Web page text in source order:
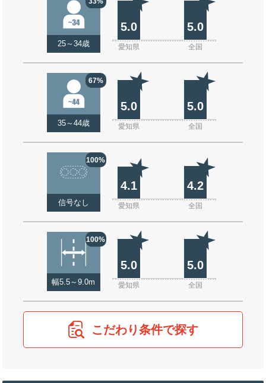
25～34歳
5.0 5.0
愛知県 全国
67%
35～44歳
5.0 5.0
愛知県 全国
100%
信号なし
4.1 4.2
愛知県 全国
100%
幅5.5～9.0m
5.0 5.0
愛知県 全国
こだわり条件で探す